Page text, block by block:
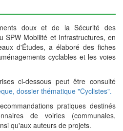
doux et de la Sécurité des
SPW Mobilité et Infrastructures, en
d'Études, a élaboré des fiches
cyclables et les voies
ci-dessous peut être consulté
dossier thématique "Cyclistes".
pratiques destinés
de voiries (communales,
qu'aux auteurs de projets.